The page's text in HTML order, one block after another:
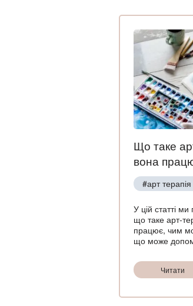
Що таке
вона
#арт терапія
У цій статті
що таке арт-
працює, чим
що може
Читати